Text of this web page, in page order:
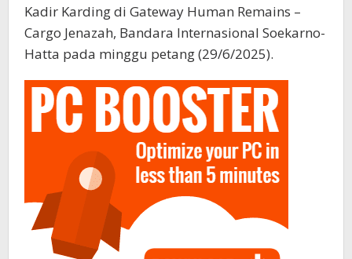
Kadir Karding di Gateway Human Remains –
Cargo Jenazah, Bandara Internasional Soekarno-
Hatta pada minggu petang (29/6/2025).